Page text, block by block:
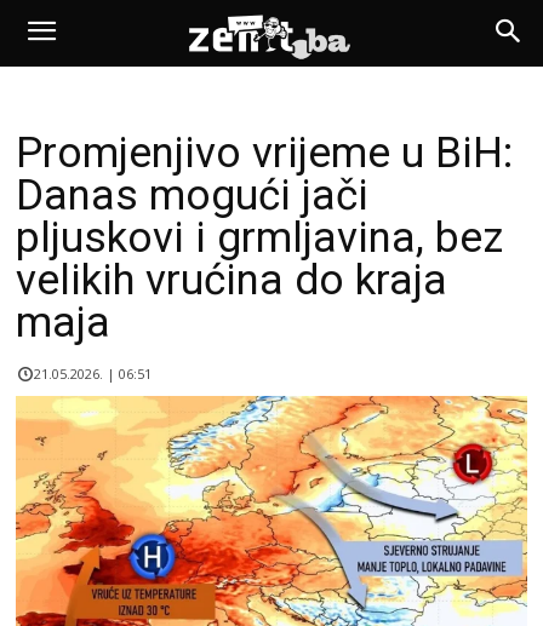
Promjenjivo vrijeme u BiH:
Danas mogući jači
pljuskovi i grmljavina, bez
velikih vrućina do kraja
maja
21.05.2026. | 06:51